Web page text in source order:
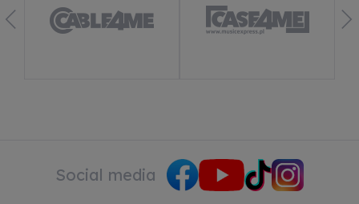
Social media